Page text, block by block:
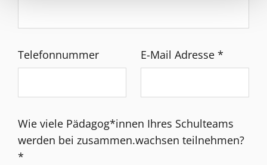
Telefonnummer E-Mail Adresse *
Wie viele Pädagog*innen Ihres Schulteams
werden bei zusammen.wachsen teilnehmen?
*